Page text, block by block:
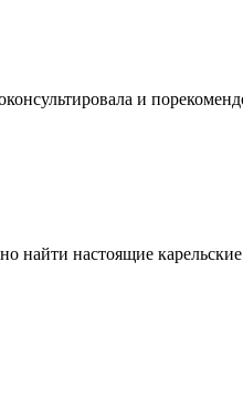
и
найти настоящие